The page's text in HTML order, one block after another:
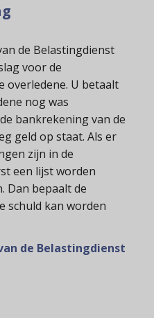
de Belastingdienst
voor de
overledene. U betaalt
nog was
bankrekening van de
geld op staat. Als er
zijn in de
een lijst worden
Dan bepaalt de
schuld kan worden
de Belastingdienst